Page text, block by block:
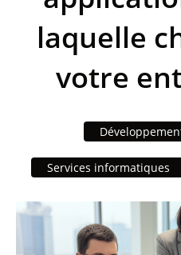
laquelle
votre
Services informatiques